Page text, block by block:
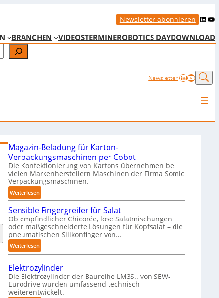
Newsletter abonnieren LinkedIn YouTube
BRANCHEN VIDEOSTERMINEROBOTICS DAYDOWNLOAD
NewsletterLinkedIn
Magazin-Beladung für Karton-
Verpackungsmaschinen per Cobot
Die Konfektionierung von Kartons übernehmen bei
vielen Markenherstellern Maschinen der Firma Somic
Verpackungsmaschinen.
Weiterlesen:
M
g
a
z
i
n
-
B
e
l
Sensible Fingergreifer für Salat
Ob empfindlicher Chicorée, lose Salatmischungen
oder maßgeschneiderte Lösungen für Kopfsalat – die
pneumatischen Silikonfinger von…
Weiterlesen:
S
e
n
s
i
Elektrozylinder
Die Elektrozylinder der Baureihe LM3S.. von SEW-
Eurodrive wurden umfassend technisch
weiterentwickelt.